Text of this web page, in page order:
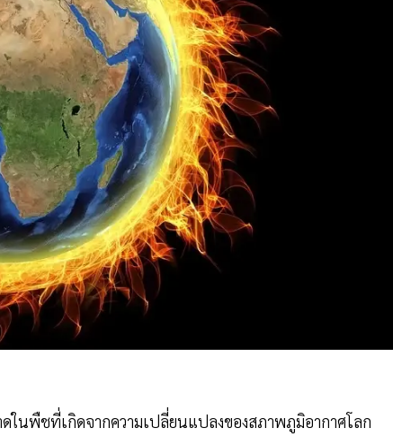
ในพืชที่เกิดจากความเปลี่ยนแปลงของสภาพภูมิอากาศโลก